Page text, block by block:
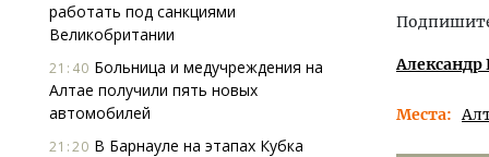
работать под санкциями
Великобритании
21:40 Больница и медучреждения на
Алтае получили пять новых
автомобилей
21:20 В Барнауле на этапах Кубка
Места